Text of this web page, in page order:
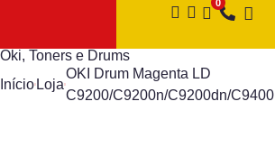
Oki, Toners e Drums
Início Loja
OKI Drum Magenta LD
C9200/C9200n/C9200dn/C9400